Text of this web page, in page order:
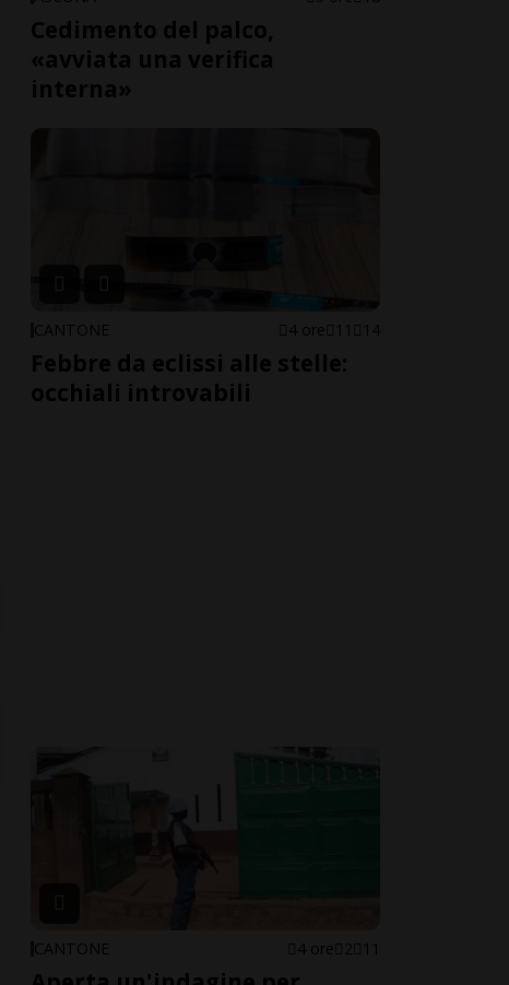
Cedimento del palco,
«avviata una verifica
interna»
CANTONE 4 ore 11 14
Febbre da eclissi alle stelle:
occhiali introvabili
CANTONE 4 ore 2 11